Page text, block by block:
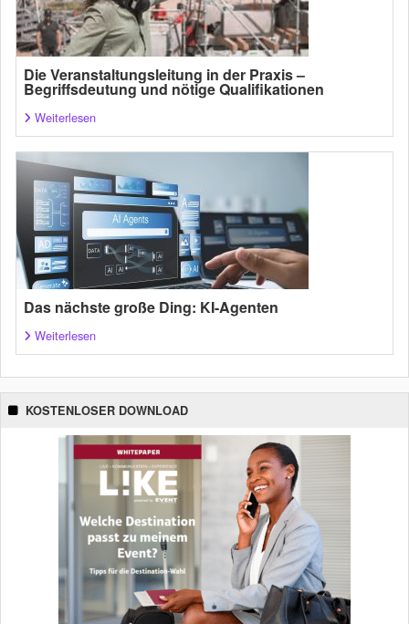
Die Veranstaltungsleitung in der Praxis –
Begriffsdeutung und nötige Qualifikationen
Weiterlesen
Das nächste große Ding: KI-Agenten
Weiterlesen
KOSTENLOSER DOWNLOAD